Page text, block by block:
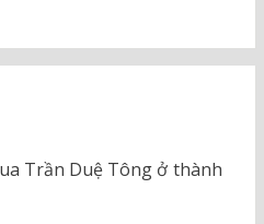
Trần Duệ Tông ở thành